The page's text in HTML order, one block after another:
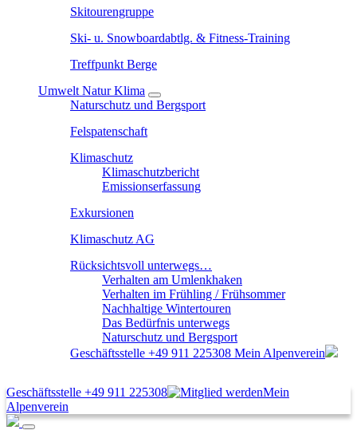
Skitourengruppe
Ski- u. Snowboardabtlg. & Fitness-Training
Treffpunkt Berge
Umwelt Natur Klima
Naturschutz und Bergsport
Felspatenschaft
Klimaschutz
Klimaschutzbericht
Emissionserfassung
Exkursionen
Klimaschutz AG
Rücksichtsvoll unterwegs…
Verhalten am Umlenkhaken
Verhalten im Frühling / Frühsommer
Nachhaltige Wintertouren
Das Bedürfnis unterwegs
Naturschutz und Bergsport
Geschäftsstelle +49 911 225308 Mein Alpenverein
Geschäftsstelle +49 911 225308
Mein
Alpenverein